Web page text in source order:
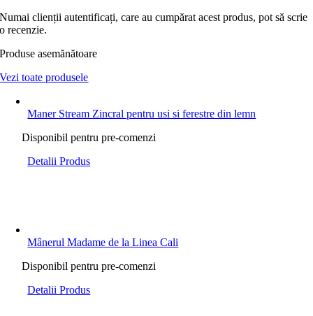
Numai clienții autentificați, care au cumpărat acest produs, pot să scrie
o recenzie.
Produse asemănătoare
Vezi toate produsele
Maner Stream Zincral pentru usi si ferestre din lemn
Disponibil pentru pre-comenzi
Detalii Produs
Mânerul Madame de la Linea Cali
Disponibil pentru pre-comenzi
Detalii Produs